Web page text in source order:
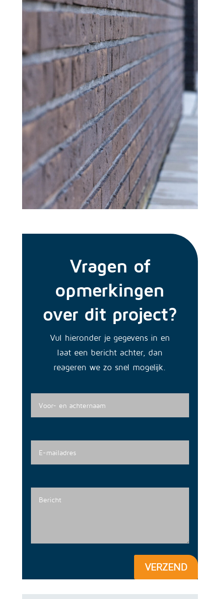
Vragen of
opmerkingen
over dit project?
Vul hieronder je gegevens in en
laat een bericht achter, dan
reageren we zo snel mogelijk.
VERZEND